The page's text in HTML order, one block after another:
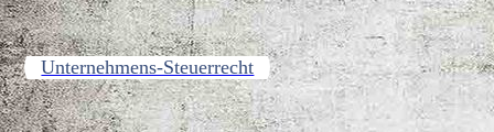
Unternehmens-Steuerrecht